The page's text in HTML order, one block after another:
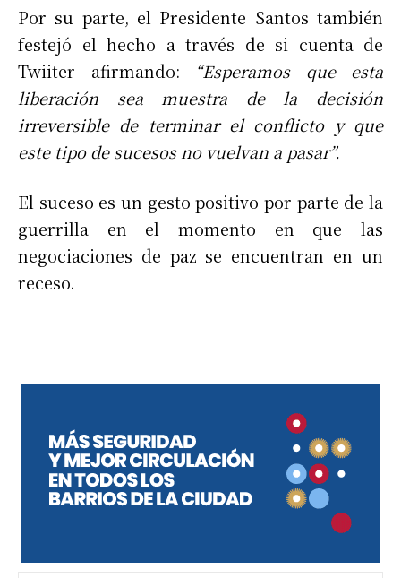
Por su parte, el Presidente Santos también
festejó el hecho a través de si cuenta de
Twiiter afirmando: “Esperamos que esta
liberación sea muestra de la decisión
irreversible de terminar el conflicto y que
este tipo de sucesos no vuelvan a pasar”.
El suceso es un gesto positivo por parte de la
guerrilla en el momento en que las
negociaciones de paz se encuentran en un
receso.